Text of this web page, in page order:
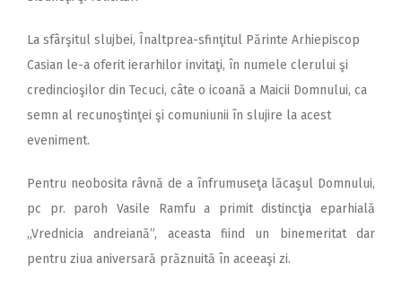
La sfârşitul slujbei, Înaltprea-sfinţitul Părinte Arhiepiscop
Casian le-a oferit ierarhilor invitaţi, în numele clerului şi
credincioşilor din Tecuci, câte o icoană a Maicii Domnului, ca
semn al recunoştinţei şi comuniunii în slujire la acest
eveniment.
Pentru neobosita râvnă de a înfrumuseţa lăcaşul Domnului,
pc pr. paroh Vasile Ramfu a primit distincţia eparhială
„Vrednicia andreiană”, aceasta fiind un binemeritat dar
pentru ziua aniversară prăznuită în aceeaşi zi.